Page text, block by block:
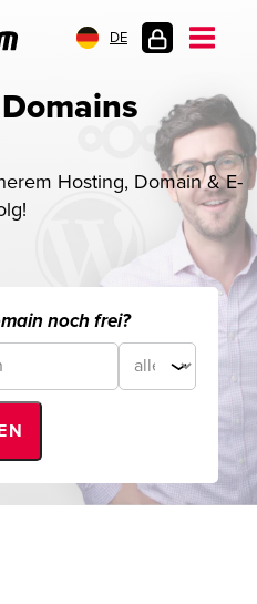
DE
Hosting, Domain & E-
noch frei?